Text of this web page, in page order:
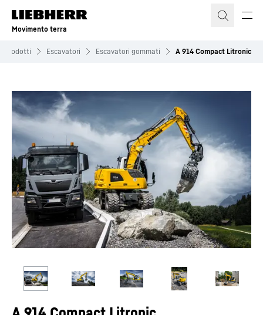
Movimento terra
Prodotti Escavatori Escavatori gommati A 914 Compact Litronic